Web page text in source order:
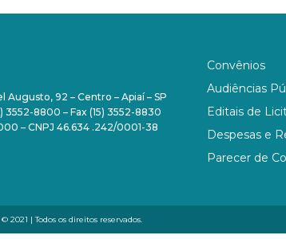
Augusto, 92 – Centro – Apiaí – SP
3552-8800 – Fax (15) 3552-8830
– CNPJ 46.634 .242/0001-38
Convênios
Audiências
Editais de
Despesas e
Parecer de
2021 | Todos os direitos reservados.